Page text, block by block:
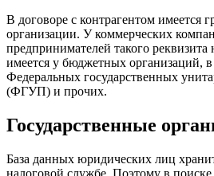
В договоре с контрагентом имеется
организации. У коммерческих
предпринимателей такого реквизита
имеется у бюджетных организаций,
Федеральных государственных
(ФГУП) и прочих.
Государственные
База данных юридических лиц
налоговой службе. Поэтому в